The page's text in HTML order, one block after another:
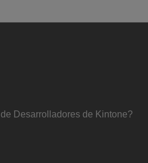
Desarrolladores de Kintone?